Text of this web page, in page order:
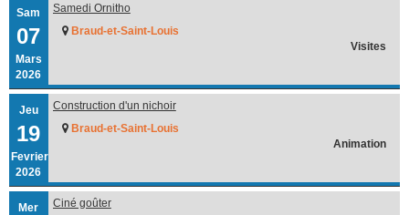
Sam
07
Mars
2026
Samedi Ornitho
Braud-et-Saint-Louis
Visites
Jeu
19
Fevrier
2026
Construction d'un nichoir
Braud-et-Saint-Louis
Animation
Mer
Ciné goûter